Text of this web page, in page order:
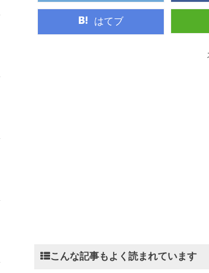
はてブ
こんな記事もよく読まれています